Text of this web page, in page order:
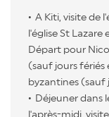
A Kiti, visite de
l'église St Lazare
Départ pour
(sauf jours
byzantines (sauf
Déjeuner dans
l'après-midi,